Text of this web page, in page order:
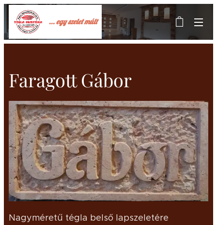
... egy szelet múlt
Faragott Gábor
Nagyméretű tégla belső lapszeletére